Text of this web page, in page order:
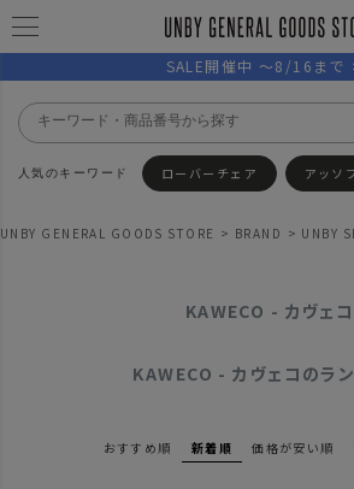
SALE開催中 ～8/16まで
ローバーチェア アッソ
UNBY GENERAL GOODS STORE BRAND UNBY
KAWECO - カヴェコ
KAWECO - カヴェコのラ
おすすめ順 新着順 価格が安い順